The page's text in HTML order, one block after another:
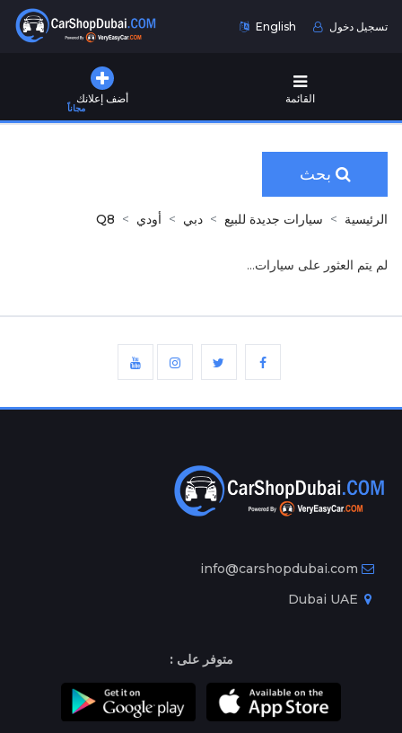
English تسجيل دخول
أضف إعلانك
مجاناً
القائمة
بحث
الرئيسية سيارات جديدة للبيع دبي أودي Q8
لم يتم العثور على سيارات...
info@carshopdubai.com
متوفر على :